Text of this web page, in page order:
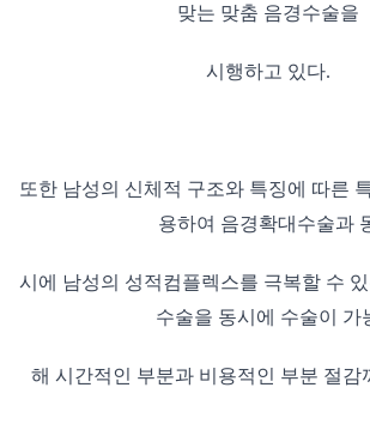
맞는 맞춤 음경수술을
시행하고 있다.
또한 남성의 신체적 구조와 특징에 따른
용하여 음경확대수술과
시에 남성의 성적컴플렉스를 극복할 수
수술을 동시에 수술이 가
해 시간적인 부분과 비용적인 부분 절감